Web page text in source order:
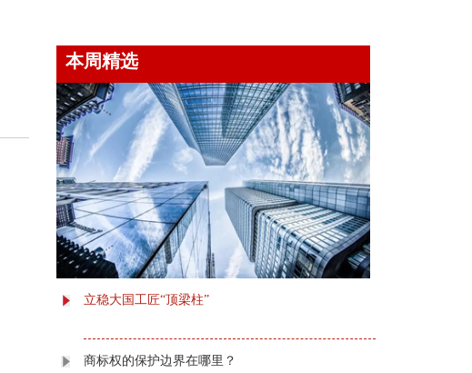
本周精选
立稳大国工匠“顶梁柱”
商标权的保护边界在哪里？